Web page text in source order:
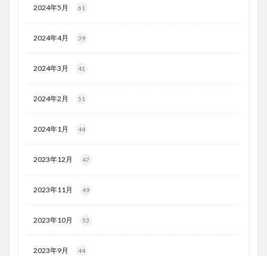
2024年5月 61
2024年4月 39
2024年3月 41
2024年2月 51
2024年1月 44
2023年12月 47
2023年11月 49
2023年10月 53
2023年9月 44